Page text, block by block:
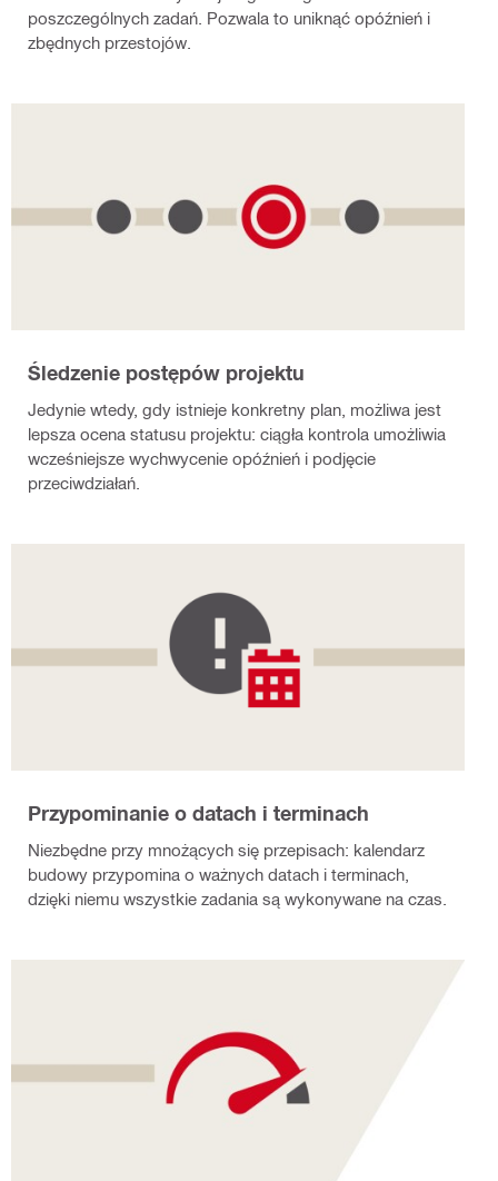
poszczególnych zadań. Pozwala to uniknąć opóźnień i
zbędnych przestojów.
Śledzenie postępów projektu
Jedynie wtedy, gdy istnieje konkretny plan, możliwa jest
lepsza ocena statusu projektu: ciągła kontrola umożliwia
wcześniejsze wychwycenie opóźnień i podjęcie
przeciwdziałań.
Przypominanie o datach i terminach
Niezbędne przy mnożących się przepisach: kalendarz
budowy przypomina o ważnych datach i terminach,
dzięki niemu wszystkie zadania są wykonywane na czas.